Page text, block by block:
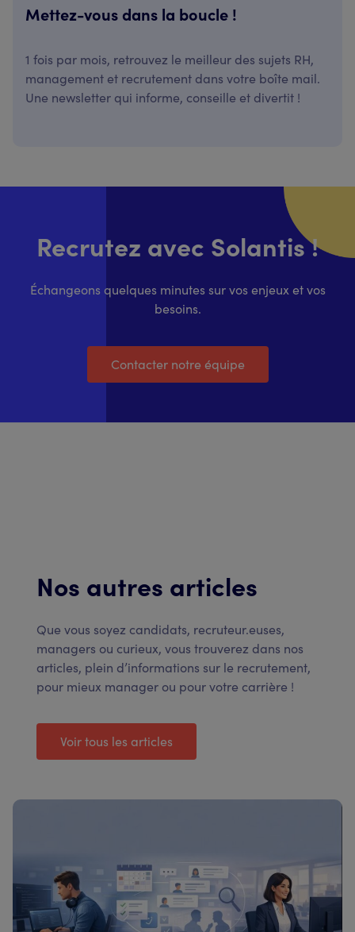
Mettez-vous dans la boucle !
1 fois par mois, retrouvez le meilleur des sujets RH,
management et recrutement dans votre boîte mail.
Une newsletter qui informe, conseille et divertit !
Recrutez avec Solantis !
Échangeons quelques minutes sur vos enjeux et vos
besoins.
Contacter notre équipe
Nos autres articles
Que vous soyez candidats, recruteur.euses,
managers ou curieux, vous trouverez dans nos
articles, plein d’informations sur le recrutement,
pour mieux manager ou pour votre carrière !
Voir tous les articles